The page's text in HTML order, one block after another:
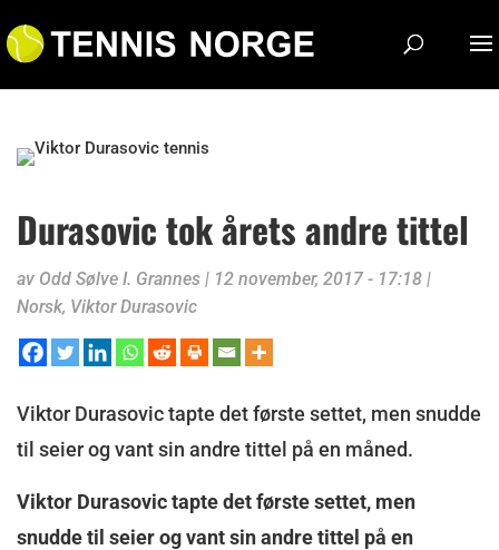
Durasovic tok årets andre tittel
av Odd Sølve I. Grannes | 12 november, 2017 - 17:18 |
Norsk, Viktor Durasovic
Viktor Durasovic tapte det første settet, men snudde
til seier og vant sin andre tittel på en måned.
Viktor Durasovic tapte det første settet, men
snudde til seier og vant sin andre tittel på en